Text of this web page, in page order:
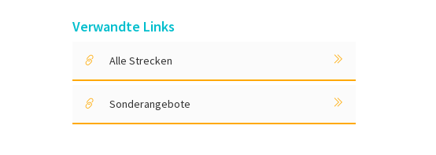
Verwandte Links
Alle Strecken
Sonderangebote